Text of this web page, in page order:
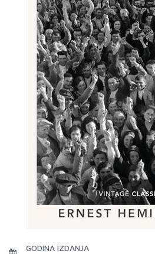
GODINA IZDANJA